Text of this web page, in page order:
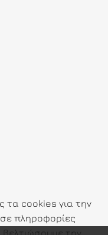
τα cookies για την
πληροφορίες
την